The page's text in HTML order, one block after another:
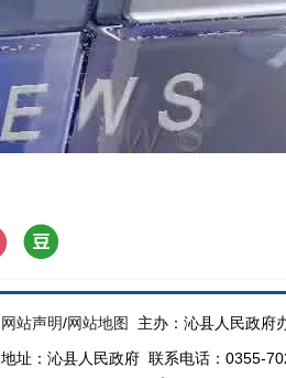
网站声明/网站地图
主办：沁县人民政府
地址：沁县人民政府 联系电话：0355-